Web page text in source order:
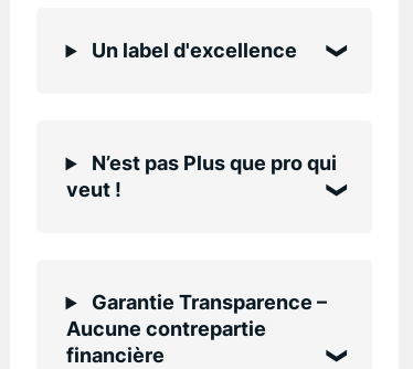
Un label d'excellence
N’est pas Plus que pro qui
veut !
Garantie Transparence –
Aucune contrepartie
financière